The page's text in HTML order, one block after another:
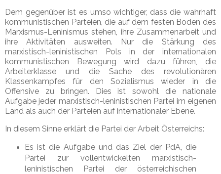
Dem gegenüber ist es umso wichtiger, dass die wahrhaft
kommunistischen Parteien, die auf dem festen Boden des
Marxismus-Leninismus stehen, ihre Zusammenarbeit und
ihre Aktivitäten ausweiten. Nur die Stärkung des
marxistisch-leninistischen Pols in der internationalen
kommunistischen Bewegung wird dazu führen, die
Arbeiterklasse und die Sache des revolutionären
Klassenkampfes für den Sozialismus wieder in die
Offensive zu bringen. Dies ist sowohl die nationale
Aufgabe jeder marxistisch-leninistischen Partei im eigenen
Land als auch der Parteien auf internationaler Ebene.
In diesem Sinne erklärt die Partei der Arbeit Österreichs:
Es ist die Aufgabe und das Ziel der PdA, die
Partei zur vollentwickelten marxistisch-
leninistischen Partei der österreichischen